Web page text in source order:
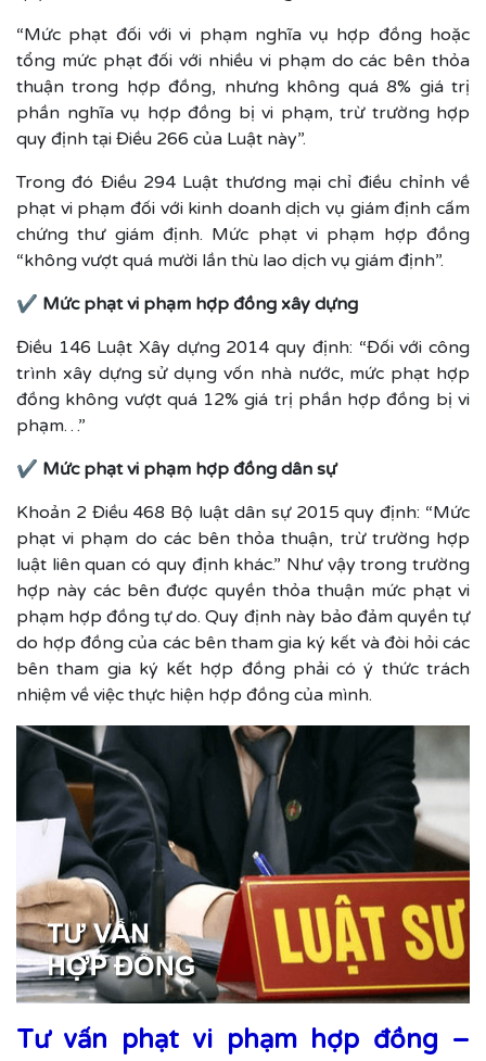
“Mức phạt đối với vi phạm nghĩa vụ hợp đồng hoặc
tổng mức phạt đối với nhiều vi phạm do các bên thỏa
thuận trong hợp đồng, nhưng không quá 8% giá trị
phần nghĩa vụ hợp đồng bị vi phạm, trừ trường hợp
quy định tại Điều 266 của Luật này”.
Trong đó Điều 294 Luật thương mại chỉ điều chỉnh về
phạt vi phạm đối với kinh doanh dịch vụ giám định cấm
chứng thư giám định. Mức phạt vi phạm hợp đồng
“không vượt quá mười lần thù lao dịch vụ giám định”.
✔ Mức phạt vi phạm hợp đồng xây dựng
Điều 146 Luật Xây dựng 2014 quy định: “Đối với công
trình xây dựng sử dụng vốn nhà nước, mức phạt hợp
đồng không vượt quá 12% giá trị phần hợp đồng bị vi
phạm…”
✔ Mức phạt vi phạm hợp đồng dân sự
Khoản 2 Điều 468 Bộ luật dân sự 2015 quy định: “Mức
phạt vi phạm do các bên thỏa thuận, trừ trường hợp
luật liên quan có quy định khác.” Như vậy trong trường
hợp này các bên được quyền thỏa thuận mức phạt vi
phạm hợp đồng tự do. Quy định này bảo đảm quyền tự
do hợp đồng của các bên tham gia ký kết và đòi hỏi các
bên tham gia ký kết hợp đồng phải có ý thức trách
nhiệm về việc thực hiện hợp đồng của mình.
Tư vấn phạt vi phạm hợp đồng –